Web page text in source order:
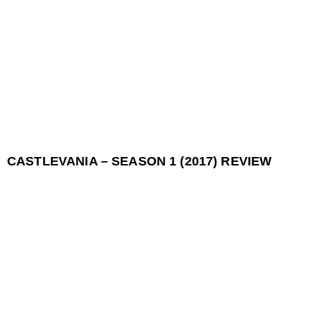
CASTLEVANIA – SEASON 1 (2017) REVIEW